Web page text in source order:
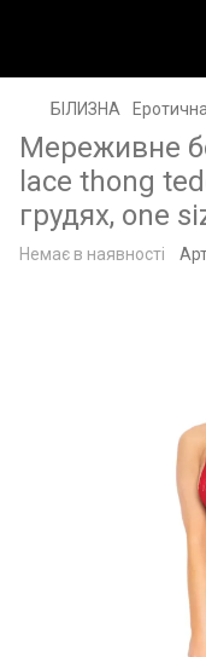
БІЛИЗНА
Мереживне
lace thong
грудях, one
Немає в наявності